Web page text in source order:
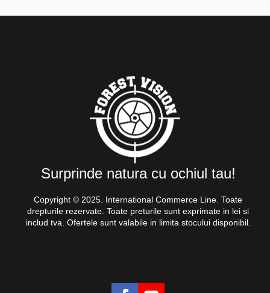
Surprinde natura cu ochiul tau!
Copyright © 2025. International Commerce Line. Toate
drepturile rezervate. Toate preturile sunt exprimate in lei si
includ tva. Ofertele sunt valabile in limita stocului disponibil.